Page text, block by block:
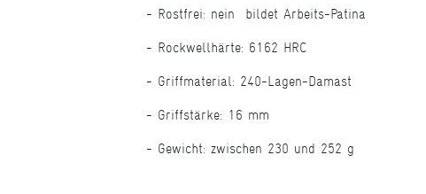
Rostfrei: nein  bildet Arbeits-Patina
Rockwellhärte: 6162 HRC
Griffmaterial: 240-Lagen-Damast
Griffstärke: 16 mm
Gewicht: zwischen 230 und 252 g